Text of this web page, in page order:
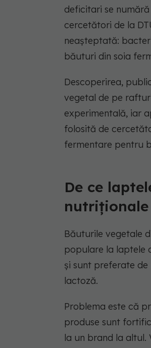
deficitari se
cercetători de la
neașteptată:
băuturi din soia
Descoperirea,
vegetal de pe
experimentală, iar
folosită de
fermentare pentru
De ce
nutriționale
Băuturile vegetale
populare la laptele
și sunt preferate
lactoză.
Problema este că
produse sunt
la un brand la altul.